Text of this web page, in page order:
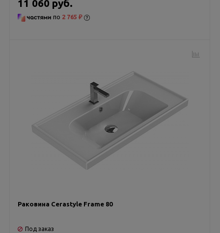
11 060 руб.
по 2 765 ₽
Раковина Cerastyle Frame 80
Под заказ